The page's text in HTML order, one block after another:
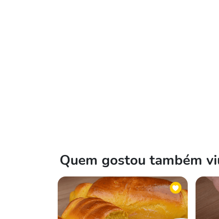
Quem gostou também